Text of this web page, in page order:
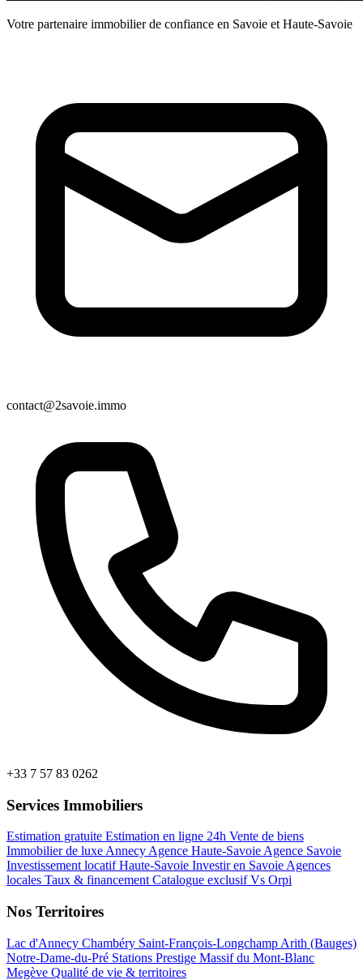
Votre partenaire immobilier de confiance en Savoie et Haute-Savoie
contact@2savoie.immo
+33 7 57 83 0262
Services Immobiliers
Estimation gratuite Estimation en ligne 24h Vente de biens
Immobilier de luxe Annecy Agence Haute-Savoie Agence Savoie
Investissement locatif Haute-Savoie Investir en Savoie Agences
locales Taux & financement Catalogue exclusifVs Orpi
Nos Territoires
Lac d'Annecy Chambéry Saint-François-Longchamp Arith (Bauges)
Notre-Dame-du-Pré Stations Prestige Massif du Mont-Blanc
Megève Qualité de vie & territoires